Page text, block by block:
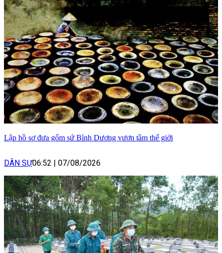
Lập hồ sơ đưa gốm sứ Bình Dương vươn tầm thế giới
DÂN SỰ06:52 | 07/08/2026